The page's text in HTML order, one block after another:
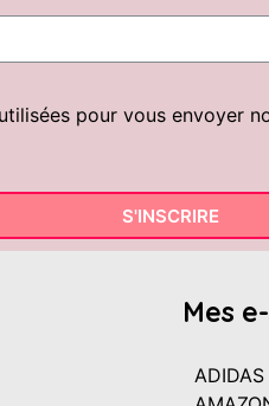
pour vous envoyer
S'INSCRIRE
Mes
ADIDAS